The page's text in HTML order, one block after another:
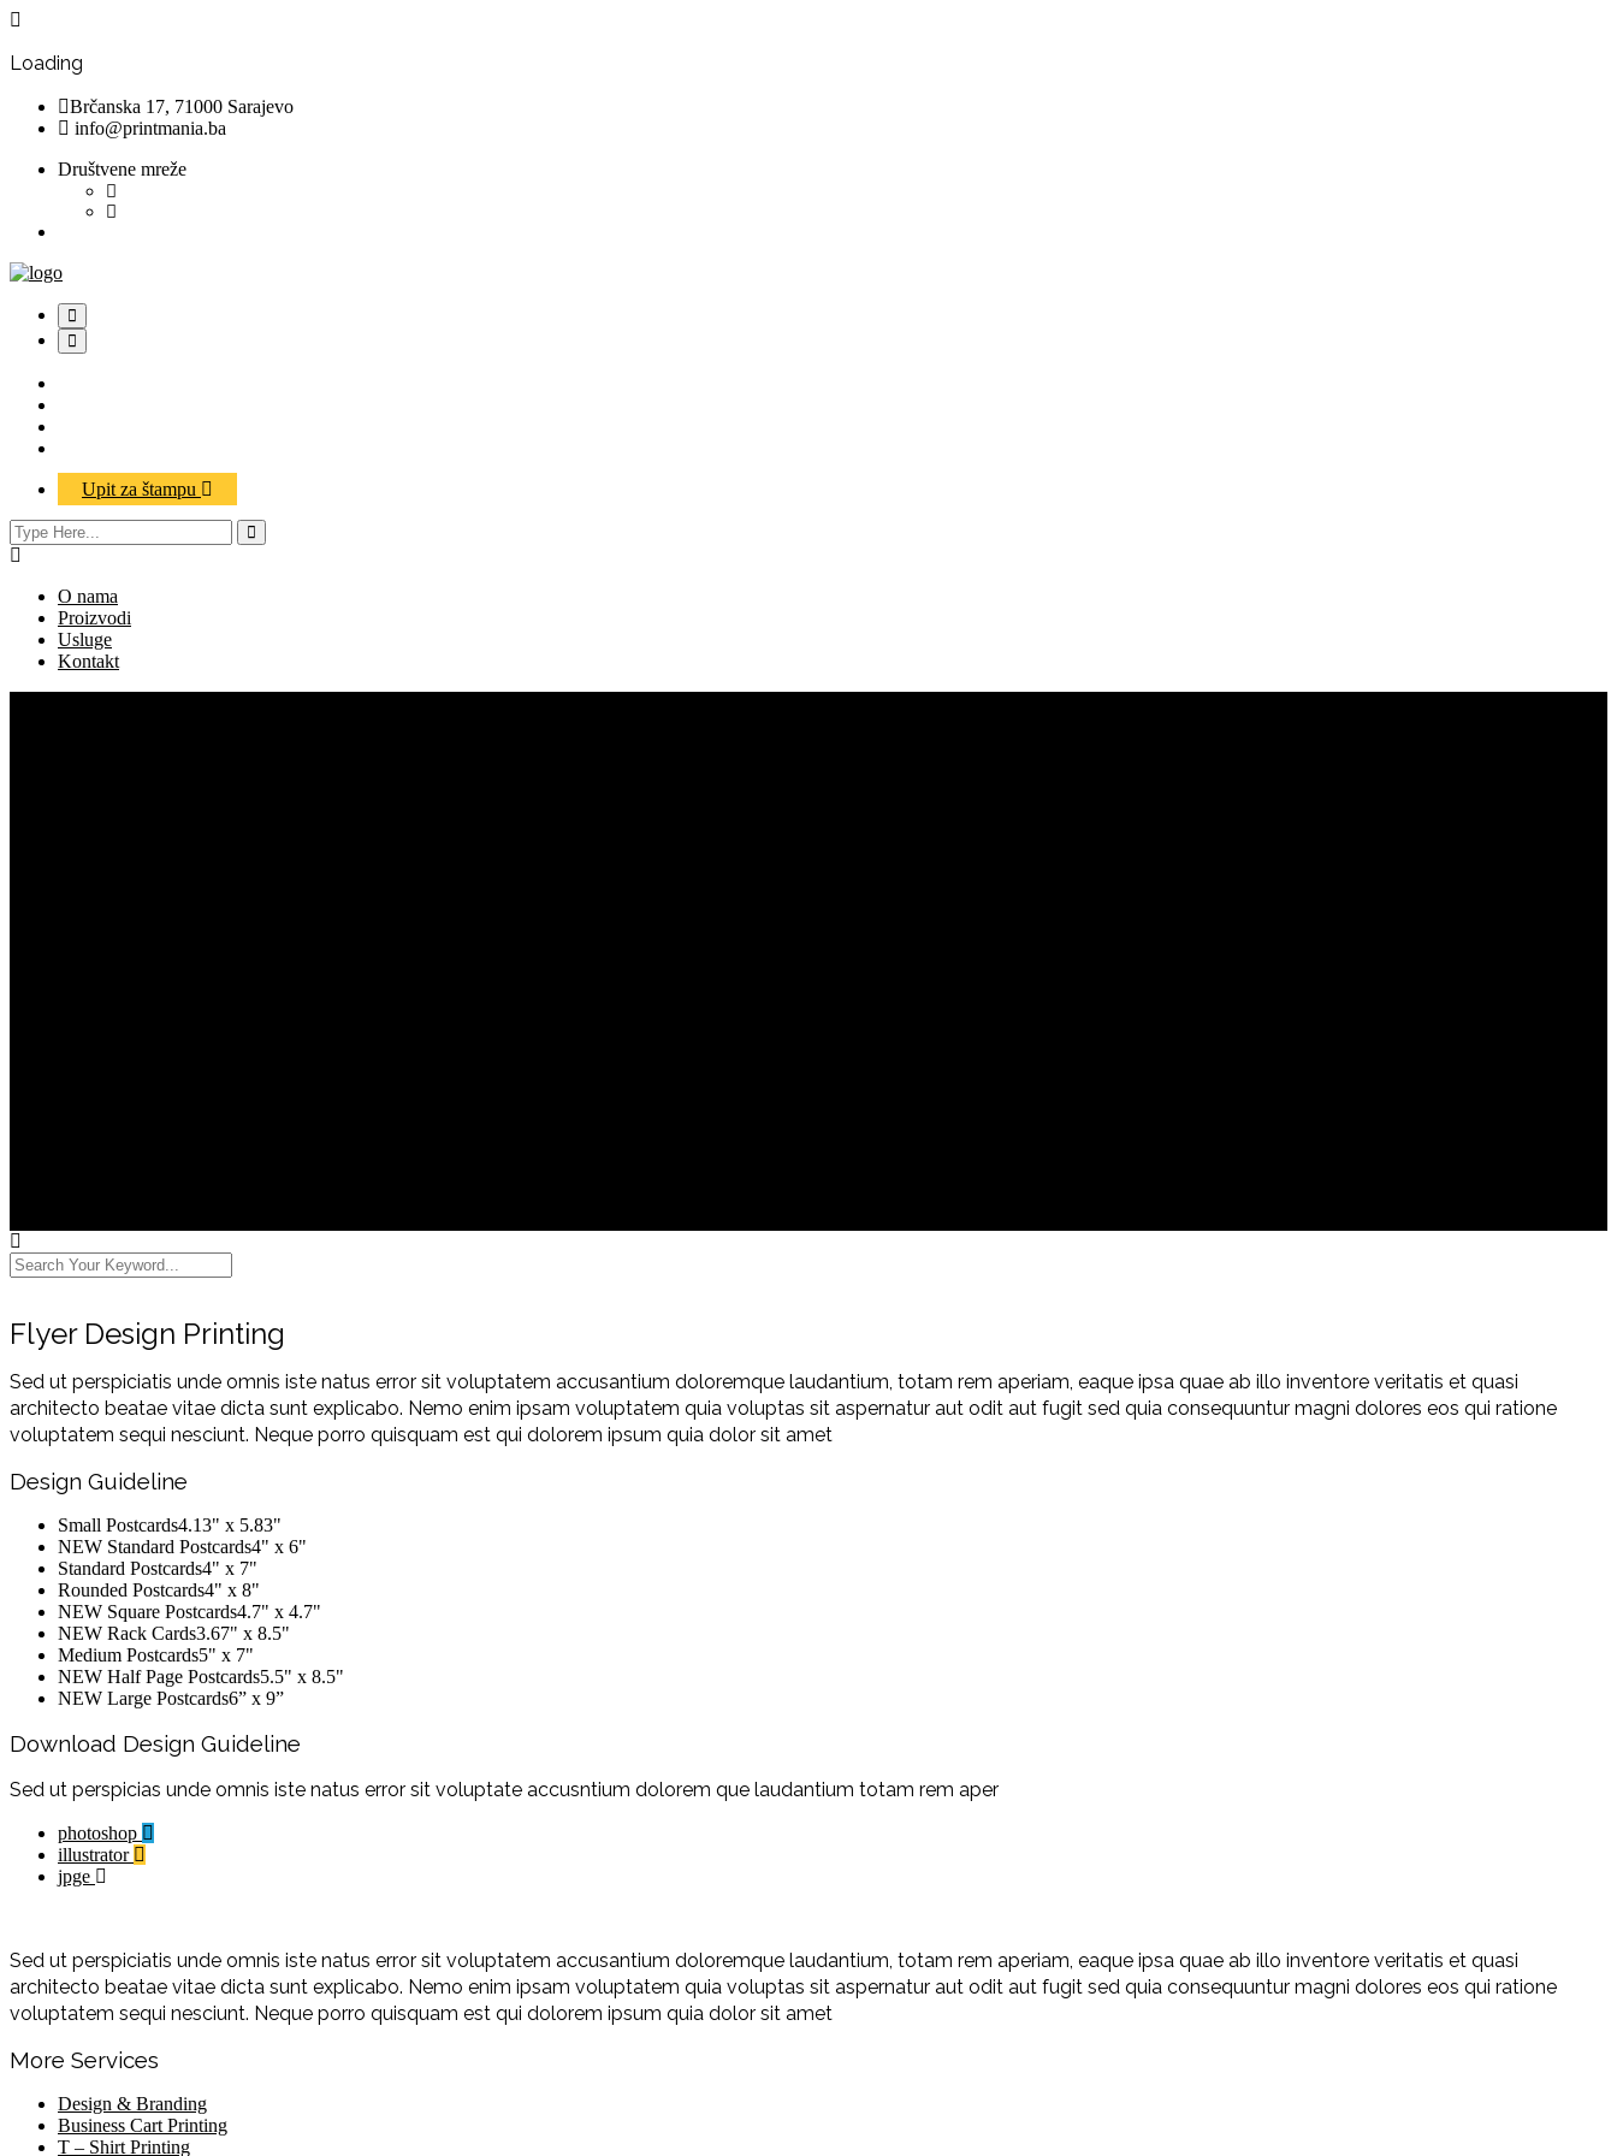
Loading
Brčanska 17, 71000 Sarajevo
info@printmania.ba
Društvene mreže
Upit za štampu
O nama
Proizvodi
Usluge
Kontakt
Flyer Design Printing
Sed ut perspiciatis unde omnis iste natus error sit voluptatem accusantium doloremque laudantium, totam rem aperiam, eaque ipsa quae ab illo inventore veritatis et quasi
architecto beatae vitae dicta sunt explicabo. Nemo enim ipsam voluptatem quia voluptas sit aspernatur aut odit aut fugit sed quia consequuntur magni dolores eos qui ratione
voluptatem sequi nesciunt. Neque porro quisquam est qui dolorem ipsum quia dolor sit amet
Design Guideline
Small Postcards4.13" x 5.83"
NEW Standard Postcards4" x 6"
Standard Postcards4" x 7"
Rounded Postcards4" x 8"
NEW Square Postcards4.7" x 4.7"
NEW Rack Cards3.67" x 8.5"
Medium Postcards5" x 7"
NEW Half Page Postcards5.5" x 8.5"
NEW Large Postcards6” x 9”
Download Design Guideline
Sed ut perspicias unde omnis iste natus error sit voluptate accusntium dolorem que laudantium totam rem aper
photoshop
illustrator
jpge
Sed ut perspiciatis unde omnis iste natus error sit voluptatem accusantium doloremque laudantium, totam rem aperiam, eaque ipsa quae ab illo inventore veritatis et quasi
architecto beatae vitae dicta sunt explicabo. Nemo enim ipsam voluptatem quia voluptas sit aspernatur aut odit aut fugit sed quia consequuntur magni dolores eos qui ratione
voluptatem sequi nesciunt. Neque porro quisquam est qui dolorem ipsum quia dolor sit amet
More Services
Design & Branding
Business Cart Printing
T – Shirt Printing